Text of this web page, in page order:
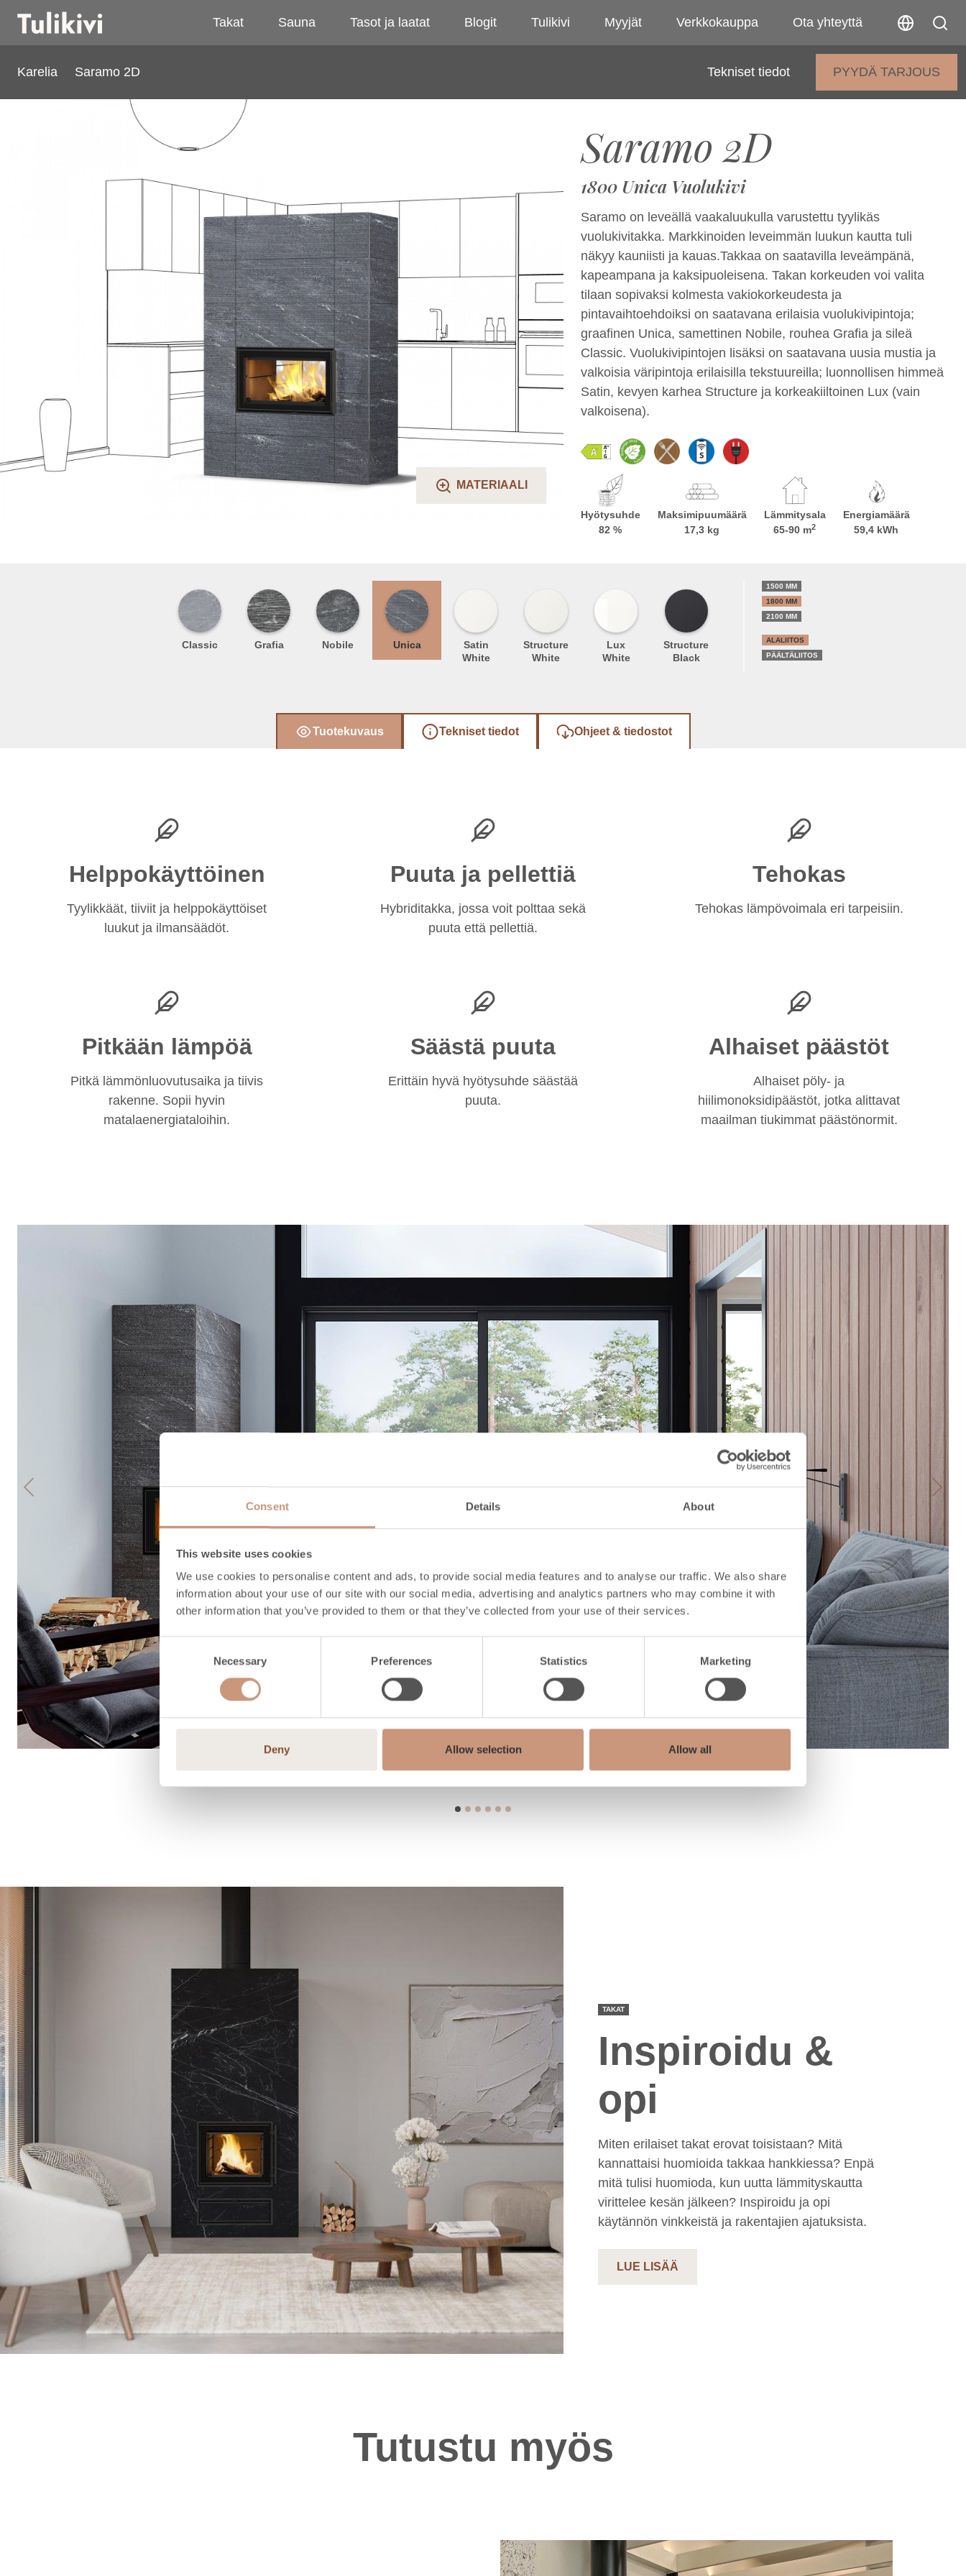
Consent Details About
This website uses cookies
We use cookies to personalise content and ads, to provide social media features and to analyse our traffic. We also share
information about your use of our site with our social media, advertising and analytics partners who may combine it with
other information that you’ve provided to them or that they’ve collected from your use of their services.
Consent
Necessary Preferences Statistics Marketing
Deny Allow selection Allow all
Takat Sauna Tasot ja laatat Blogit Tulikivi Myyjät Verkkokauppa Ota yhteyttä
Karelia Saramo 2D Tekniset tiedot PYYDÄ TARJOUS
Saramo 2D
MATERIAALI
Saramo 2D
1800 Unica Vuolukivi
Saramo on leveällä vaakaluukulla varustettu tyylikäs
vuolukivitakka. Markkinoiden leveimmän luukun kautta tuli
näkyy kauniisti ja kauas.Takkaa on saatavilla leveämpänä,
kapeampana ja kaksipuoleisena. Takan korkeuden voi valita
tilaan sopivaksi kolmesta vakiokorkeudesta ja
pintavaihtoehdoiksi on saatavana erilaisia vuolukivipintoja;
graafinen Unica, samettinen Nobile, rouhea Grafia ja sileä
Classic. Vuolukivipintojen lisäksi on saatavana uusia mustia ja
valkoisia väripintoja erilaisilla tekstuureilla; luonnollisen himmeä
Satin, kevyen karhea Structure ja korkeakiiltoinen Lux (vain
valkoisena).
Hyötysuhde
82 %
Maksimipuumäärä
17,3 kg
Lämmitysala
65-90 m2
Energiamäärä
59,4 kWh
Classic Grafia Nobile Unica
Satin
White
Structure
White
Lux
White
Structure
Black
1500 MM
1800 MM
2100 MM
ALALIITOS
PÄÄLTÄLIITOS
Tuotekuvaus Tekniset tiedot Ohjeet & tiedostot
Helppokäyttöinen
Tyylikkäät, tiiviit ja helppokäyttöiset
luukut ja ilmansäädöt.
Puuta ja pellettiä
Hybriditakka, jossa voit polttaa sekä
puuta että pellettiä.
Tehokas
Tehokas lämpövoimala eri tarpeisiin.
Pitkään lämpöä
Pitkä lämmönluovutusaika ja tiivis
rakenne. Sopii hyvin
matalaenergiataloihin.
Säästä puuta
Erittäin hyvä hyötysuhde säästää
puuta.
Alhaiset päästöt
Alhaiset pöly- ja
hiilimonoksidipäästöt, jotka alittavat
maailman tiukimmat päästönormit.
Previous Next
TAKAT
Inspiroidu &
opi
Miten erilaiset takat erovat toisistaan? Mitä
kannattaisi huomioida takkaa hankkiessa? Enpä
mitä tulisi huomioda, kun uutta lämmityskautta
virittelee kesän jälkeen? Inspiroidu ja opi
käytännön vinkkeistä ja rakentajien ajatuksista.
LUE LISÄÄ
Tutustu myös